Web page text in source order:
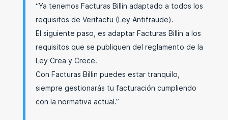
“Ya tenemos Facturas Billin adaptado a todos los
requisitos de Verifactu (Ley Antifraude).
El siguiente paso, es adaptar Facturas Billin a los
requisitos que se publiquen del reglamento de la
Ley Crea y Crece.
Con Facturas Billin puedes estar tranquilo,
siempre gestionarás tu facturación cumpliendo
con la normativa actual.”